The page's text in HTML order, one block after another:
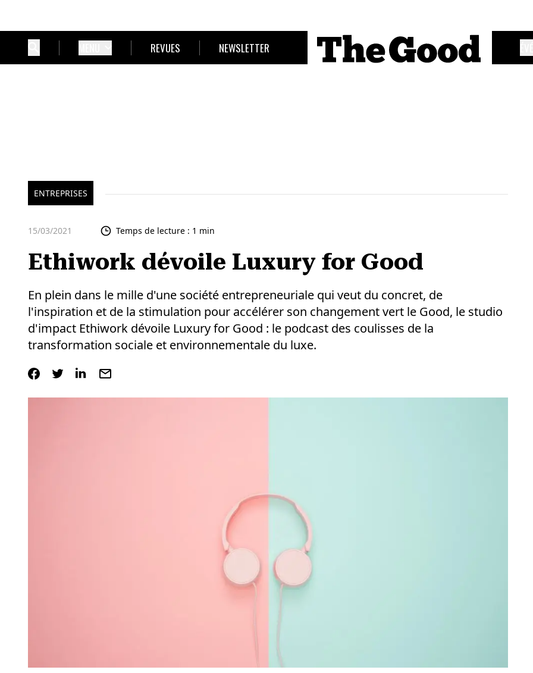
REVUES NEWSLETTER
ENTREPRISES
15/03/2021 Temps de lecture : 1 min
Ethiwork dévoile Luxury for Good
En plein dans le mille d'une société entrepreneuriale qui veut du concret, de
l'inspiration et de la stimulation pour accélérer son changement vert le Good, le studio
d'impact Ethiwork dévoile Luxury for Good : le podcast des coulisses de la
transformation sociale et environnementale du luxe.